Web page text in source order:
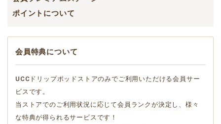
ポイントについて
会員特典について
UCCドリップポッドストアのみでご利用いただける会員サー
ビスです。
当ストアでのご利用状況に応じて会員ランクが決定し、様々
な特典が得られるサービスです！